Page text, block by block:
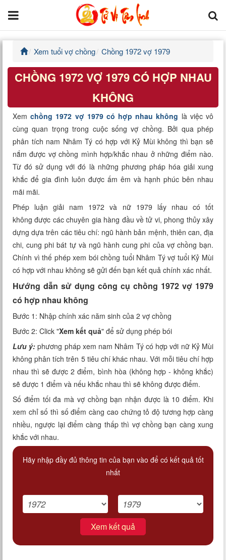
Trang chủ
Tử Vi Đẩu Số
Tử Vi 12 Con Giáp
Phong thủy
Kinh Dịch
Văn Hoa Tâm linh
Xem ngày
Xem tuổi
Xem bói
Tướng số
Cung hoàng đạo
Xem tuổi vợ chồng Chồng 1972 vợ 1979
CHỒNG 1972 VỢ 1979 CÓ HỢP NHAU
KHÔNG
Xem chồng 1972 vợ 1979 có hợp nhau không là việc vô
cùng quan trọng trong cuộc sống vợ chồng. Bởi qua phép
phân tích nam Nhâm Tý có hợp với Kỷ Mùi không thì bạn sẽ
nắm được vợ chồng mình hợp/khắc nhau ở những điểm nào.
Từ đó sử dụng với đó là những phương pháp hóa giải xung
khắc để gia đình luôn được ấm êm và hạnh phúc bên nhau
mãi mãi.
Phép luận giải nam 1972 và nữ 1979 lấy nhau có tốt
không được các chuyên gia hàng đầu về tử vi, phong thủy xây
dựng dựa trên các tiêu chí: ngũ hành bản mệnh, thiên can, địa
chi, cung phi bát tự và ngũ hành cung phi của vợ chồng bạn.
Chính vì thế phép xem bói chồng tuổi Nhâm Tý vợ tuổi Kỷ Mùi
có hợp với nhau không sẽ gửi đến bạn kết quả chính xác nhất.
Hướng dẫn sử dụng công cụ chồng 1972 vợ 1979
có hợp nhau không
Bước 1: Nhập chính xác năm sinh của 2 vợ chồng
Bước 2: Click "Xem kết quả" để sử dụng phép bói
Lưu ý: phương pháp xem nam Nhâm Tý có hợp với nữ Kỷ Mùi
không phân tích trên 5 tiêu chí khác nhau. Với mỗi tiêu chí hợp
nhau thì sẽ được 2 điểm, bình hòa (không hợp - không khắc)
sẽ được 1 điểm và nếu khắc nhau thì sẽ không được điểm.
Số điểm tối đa mà vợ chồng bạn nhận được là 10 điểm. Khi
xem chỉ số thì số điểm càng cao chứng tỏ độ tương hợp càng
nhiều, ngược lại điểm càng thấp thì vợ chồng bạn càng xung
khắc với nhau.
Hãy nhập đầy đủ thông tin của bạn vào để có kết quả tốt
nhất
Xem kết quả